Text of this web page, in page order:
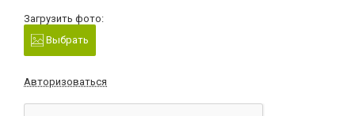
Загрузить фото:
Выбрать
Авторизоваться